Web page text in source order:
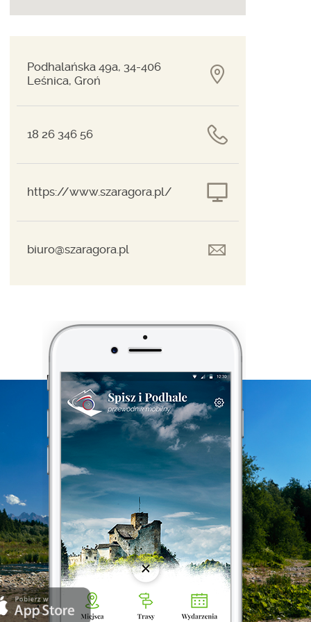
Podhalańska 49a, 34-406
Leśnica, Groń
18 26 346 56
https://www.szaragora.pl/
biuro@szaragora.pl